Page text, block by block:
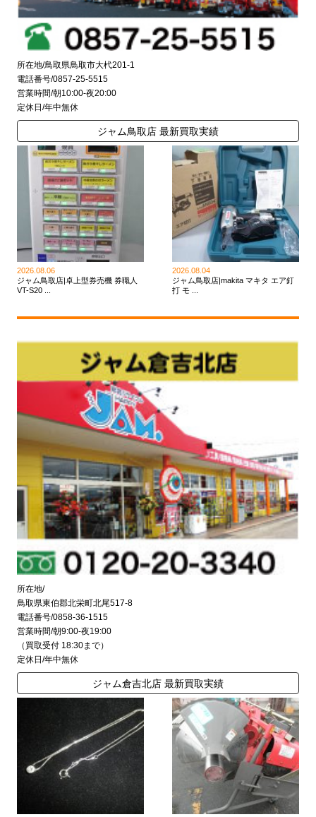
所在地/鳥取県鳥取市大杙201-1
電話番号/0857-25-5515
営業時間/朝10:00-夜20:00
定休日/年中無休
ジャム鳥取店 最新買取実績
2026.08.06
ジャム鳥取店|卓上型券売機 券職人
VT-S20 ...
2026.08.04
ジャム鳥取店|makita マキタ エア釘
打 モ ...
所在地/
鳥取県東伯郡北栄町北尾517-8
電話番号/0858-36-1515
営業時間/朝9:00-夜19:00
（買取受付 18:30まで）
定休日/年中無休
ジャム倉吉北店 最新買取実績